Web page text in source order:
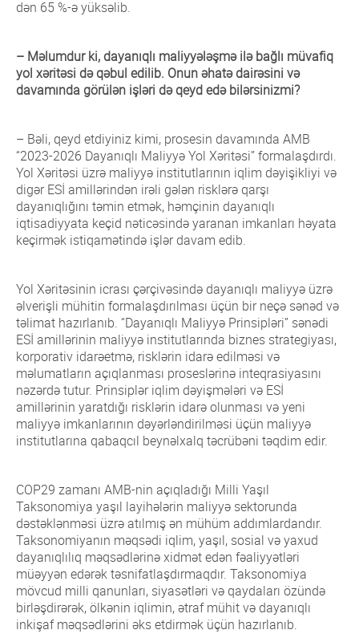
dən 65 %-ə yüksəlib.
– Məlumdur ki, dayanıqlı maliyyələşmə ilə bağlı müvafiq
yol xəritəsi də qəbul edilib. Onun əhatə dairəsini və
davamında görülən işləri də qeyd edə bilərsinizmi?
– Bəli, qeyd etdiyiniz kimi, prosesin davamında AMB
“2023-2026 Dayanıqlı Maliyyə Yol Xəritəsi” formalaşdırdı.
Yol Xəritəsi üzrə maliyyə institutlarının iqlim dəyişikliyi və
digər ESİ amillərindən irəli gələn risklərə qarşı
dayanıqlığını təmin etmək, həmçinin dayanıqlı
iqtisadiyyata keçid nəticəsində yaranan imkanları həyata
keçirmək istiqamətində işlər davam edib.
Yol Xəritəsinin icrası çərçivəsində dayanıqlı maliyyə üzrə
əlverişli mühitin formalaşdırılması üçün bir neçə sənəd və
təlimat hazırlanıb. “Dayanıqlı Maliyyə Prinsipləri” sənədi
ESİ amillərinin maliyyə institutlarında biznes strategiyası,
korporativ idarəetmə, risklərin idarə edilməsi və
məlumatların açıqlanması proseslərinə inteqrasiyasını
nəzərdə tutur. Prinsiplər iqlim dəyişmələri və ESİ
amillərinin yaratdığı risklərin idarə olunması və yeni
maliyyə imkanlarının dəyərləndirilməsi üçün maliyyə
institutlarına qabaqcıl beynəlxalq təcrübəni təqdim edir.
COP29 zamanı AMB-nin açıqladığı Milli Yaşıl
Taksonomiya yaşıl layihələrin maliyyə sektorunda
dəstəklənməsi üzrə atılmış ən mühüm addımlardandır.
Taksonomiyanın məqsədi iqlim, yaşıl, sosial və yaxud
dayanıqlılıq məqsədlərinə xidmət edən fəaliyyətləri
müəyyən edərək təsnifatlaşdırmaqdır. Taksonomiya
mövcud milli qanunları, siyasətləri və qaydaları özündə
birləşdirərək, ölkənin iqlimin, ətraf mühit və dayanıqlı
inkişaf məqsədlərini əks etdirmək üçün hazırlanıb.